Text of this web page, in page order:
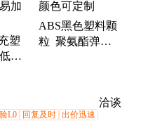
粒、家用电源
塑
压
ABS黑色塑料颗
粒 聚氨酯弹性
洽谈
L0 回复及时 出价迅速